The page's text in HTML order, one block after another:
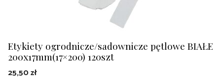
Etykiety ogrodnicze/sadownicze pętlowe BIAŁE
200x17mm(17×200) 120szt
25,50zł